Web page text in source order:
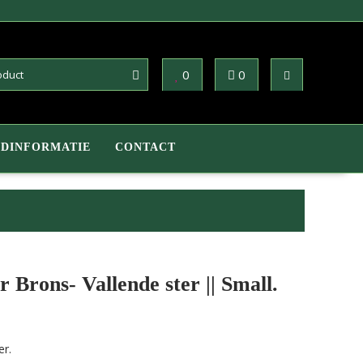
0 0
CONTACT
Brons- Vallende ster || Small.